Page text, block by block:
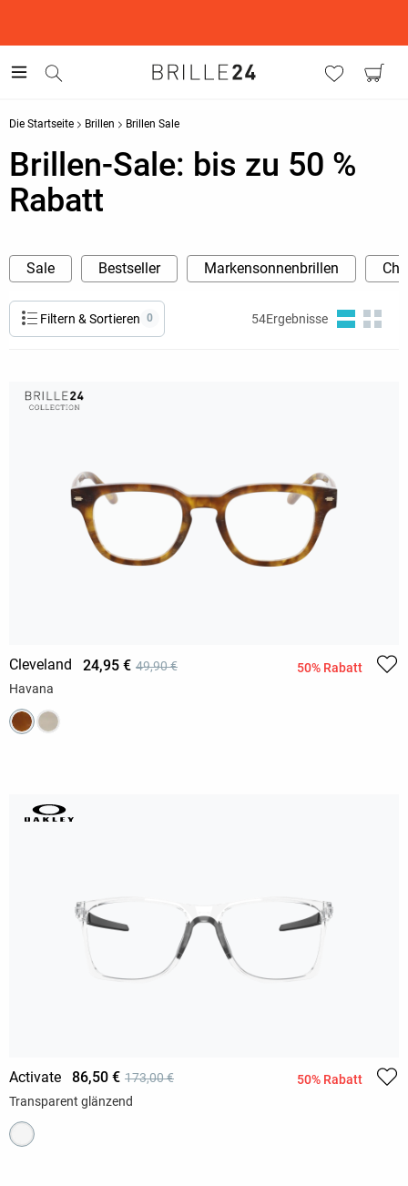
Die Startseite Brillen Brillen Sale
Brillen-Sale: bis zu 50 %
Rabatt
Sale Bestseller Markensonnenbrillen
Filtern & Sortieren 0 54Ergebnisse
Cleveland 24,95 € 49,90 €
50% Rabatt
Havana
Activate 86,50 € 173,00 €
50% Rabatt
Transparent glänzend